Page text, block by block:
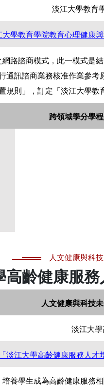
淡江大學教育
大學教育學院教育心理健康
路諮商模式，此一模式是
通訊諮商業務核准作業參
規則」，訂定「淡江大學
跨領域學分學
人文健康與科
高齡健康服
人文健康與科技
淡江大
「淡江大學高齡健康服務人才
養學生成為高齡健康服務